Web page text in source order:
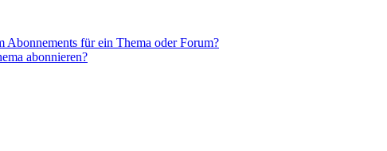
Abonnements für ein Thema oder Forum?
abonnieren?